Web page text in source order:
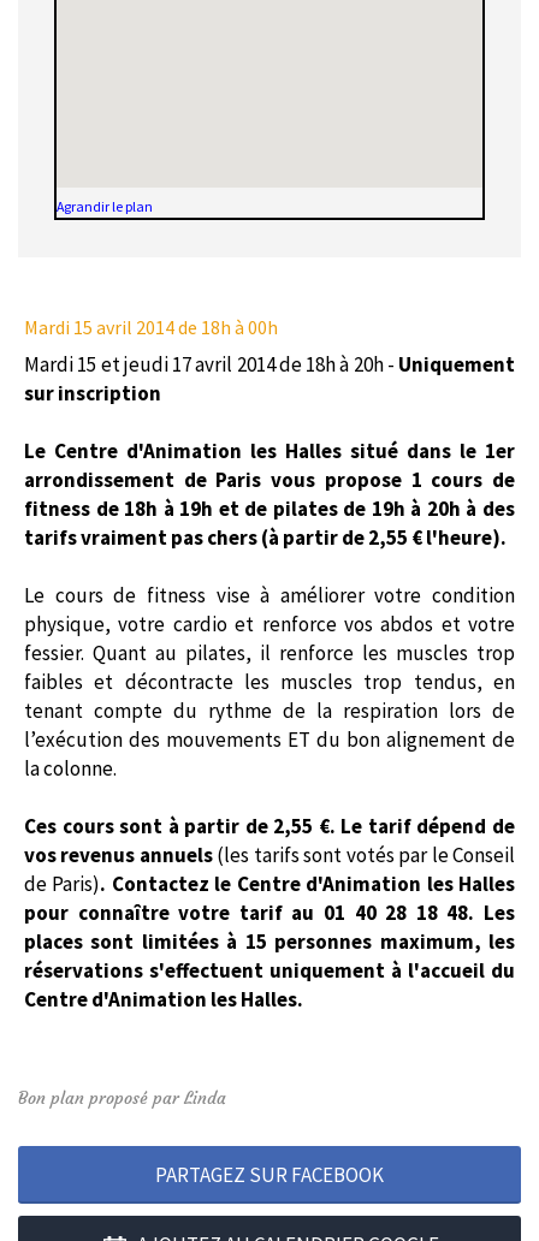
Agrandir le plan
Mardi 15 avril 2014de 18h à 00h
Mardi 15 et jeudi 17 avril 2014 de 18h à 20h - Uniquement
sur inscription
Le Centre d'Animation les Halles situé dans le 1er
arrondissement de Paris vous propose 1 cours de
fitness de 18h à 19h et de pilates de 19h à 20h à des
tarifs vraiment pas chers (à partir de 2,55 € l'heure).
Le cours de fitness vise à améliorer votre condition
physique, votre cardio et renforce vos abdos et votre
fessier. Quant au pilates, il renforce les muscles trop
faibles et décontracte les muscles trop tendus, en
tenant compte du rythme de la respiration lors de
l’exécution des mouvements ET du bon alignement de
la colonne.
Ces cours sont à partir de 2,55 €. Le tarif dépend de
vos revenus annuels(les tarifs sont votés par le Conseil
de Paris). Contactez le Centre d'Animation les Halles
pour connaître votre tarif au 01 40 28 18 48. Les
places sont limitées à 15 personnes maximum, les
réservations s'effectuent uniquement à l'accueil du
Centre d'Animation les Halles.
Bon plan proposé par Linda
PARTAGEZ SUR FACEBOOK